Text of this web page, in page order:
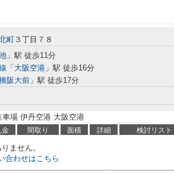
町 ３丁目７８
」駅 徒歩11分
「 大阪空港 」駅 徒歩16分
阪大前 」駅 徒歩17分
場 伊丹空港 大阪空港
金 間取り 面積 詳細 検討リスト
ません。
合わせはこちら